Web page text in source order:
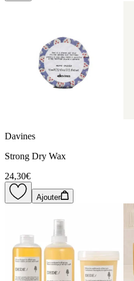
Davines
Strong Dry Wax
24,30€
Ajouter